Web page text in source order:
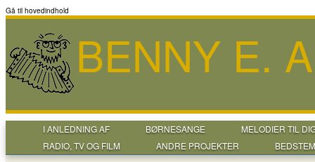
Gå til hovedindhold
BENNY E.
I ANLEDNING AF BØRNESANGE
MELODIER TIL
RADIO, TV OG FILM
ANDRE PROJEKTER